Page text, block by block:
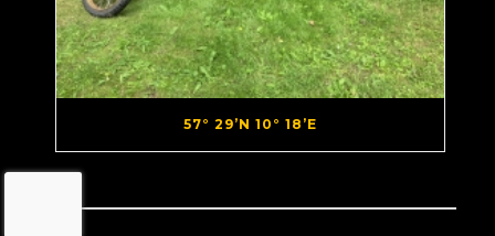
57° 29’N 10° 18’E